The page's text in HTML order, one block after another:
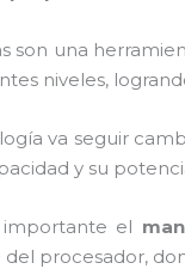
son una
niveles,
va seguir
y su
el
procesador,